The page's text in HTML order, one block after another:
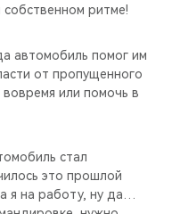
ритме!
автомобиль помог им
от пропущенного
или помочь в
стал
это прошлой
на работу, ну да…